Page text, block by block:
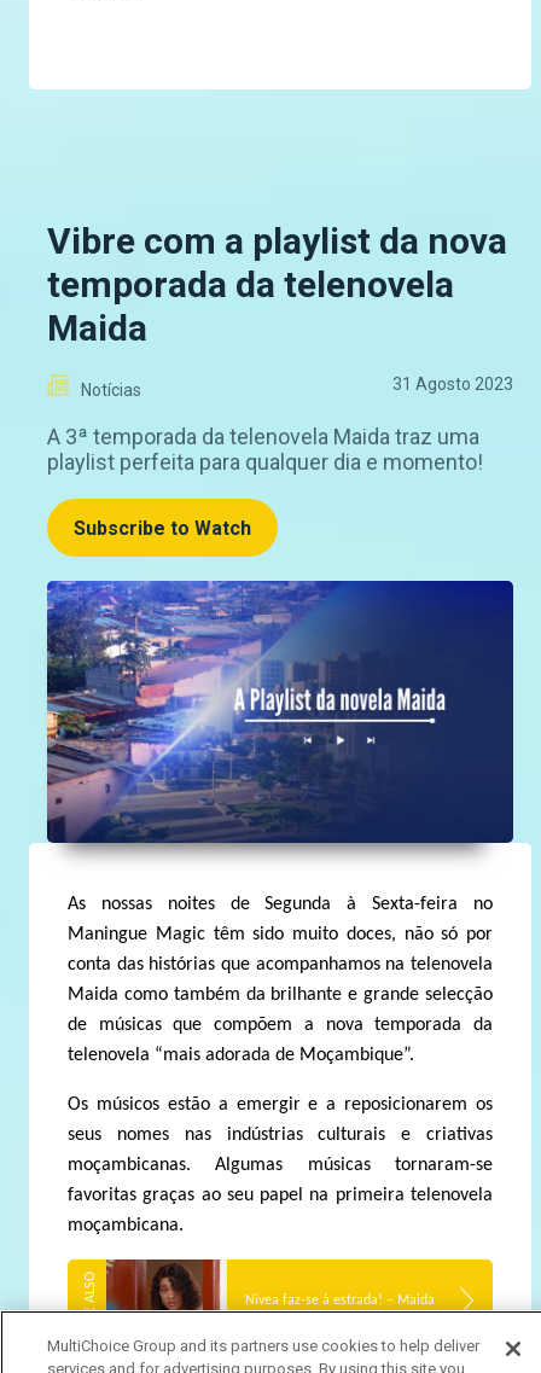
Vibre com a playlist da nova
temporada da telenovela
Maida
Notícias 31 Agosto 2023
A 3ª temporada da telenovela Maida traz uma
playlist perfeita para qualquer dia e momento!
Subscribe to Watch
As nossas noites de Segunda à Sexta-feira no
Maningue Magic têm sido muito doces, não só por
conta das histórias que acompanhamos na telenovela
Maida como também da brilhante e grande selecção
de músicas que compõem a nova temporada da
telenovela “mais adorada de Moçambique”.
Os músicos estão a emergir e a reposicionarem os
seus nomes nas indústrias culturais e criativas
moçambicanas. Algumas músicas tornaram-se
favoritas graças ao seu papel na primeira telenovela
moçambicana.
Nivea faz-se à estrada! – Maida
MultiChoice Group and its partners use cookies to help deliver
services and for advertising purposes. By using this site you